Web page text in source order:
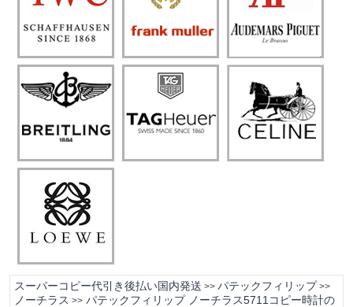
スーパーコピー代引き後払い国内発送 >> パテックフィリップ >>
ノーチラス >>パテックフィリップ ノーチラス5711コピー時計の